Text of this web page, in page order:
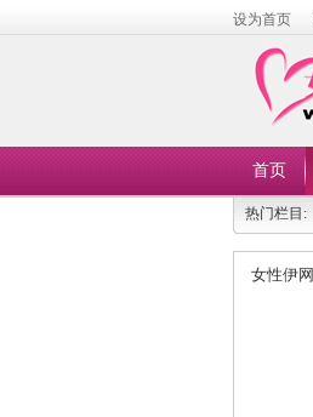
设为首页
首页
热门栏目:
女性伊网